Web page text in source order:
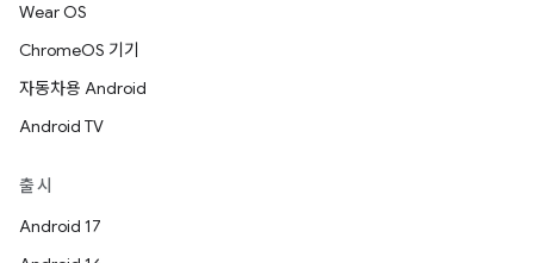
Wear OS
ChromeOS 기기
자동차용 Android
Android TV
출시
Android 17